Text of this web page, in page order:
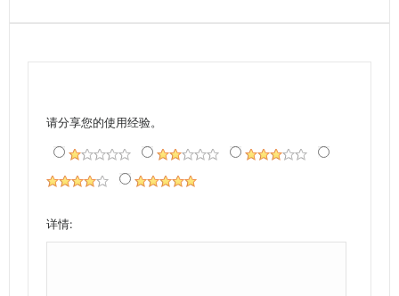
请分享您的使用经验。
详情: